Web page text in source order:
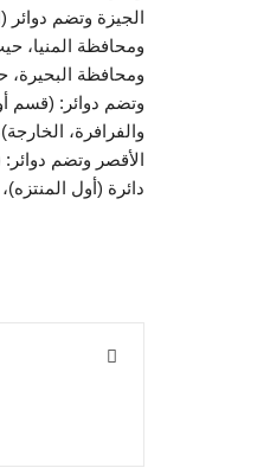
ومحافظة المنيا،
ومحافظة
وتضم دوائر: (قسم
والفرافرة،
الأقصر وتضم
دائرة (أول